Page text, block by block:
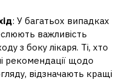
: У багатьох випадках
важливість
з боку лікаря. Ті, хто
рекомендації щодо
відзначають кращі